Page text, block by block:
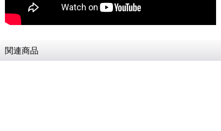
関連商品